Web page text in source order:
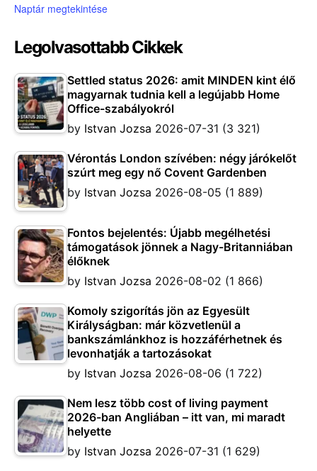
Naptár megtekintése
Legolvasottabb Cikkek
Settled status 2026: amit MINDEN kint élő
magyarnak tudnia kell a legújabb Home
Office-szabályokról
by Istvan Jozsa 2026-07-31 (3 321)
Vérontás London szívében: négy járókelőt
szúrt meg egy nő Covent Gardenben
by Istvan Jozsa 2026-08-05 (1 889)
Fontos bejelentés: Újabb megélhetési
támogatások jönnek a Nagy-Britanniában
élőknek
by Istvan Jozsa 2026-08-02 (1 866)
Komoly szigorítás jön az Egyesült
Királyságban: már közvetlenül a
bankszámlánkhoz is hozzáférhetnek és
levonhatják a tartozásokat
by Istvan Jozsa 2026-08-06 (1 722)
Nem lesz több cost of living payment
2026-ban Angliában – itt van, mi maradt
helyette
by Istvan Jozsa 2026-07-31 (1 629)